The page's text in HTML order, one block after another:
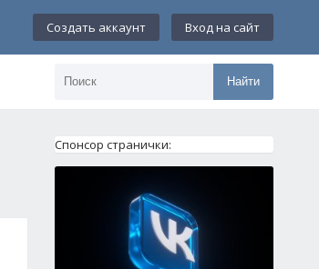
Создать аккаунт Вход на сайт
Найти
Спонсор странички: